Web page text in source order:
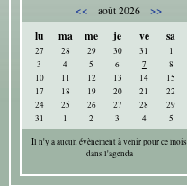
<< août 2026
>>
lu
ma me je ve sa
27 28 29 30 31 1
3
4 5 6 7 8
10
11 12 13 14 15
17
18 19 20 21 22
24
25 26 27 28 29
31
1 2 3 4 5
Il n'y a aucun évènement à venir pour ce mois
dans l'agenda